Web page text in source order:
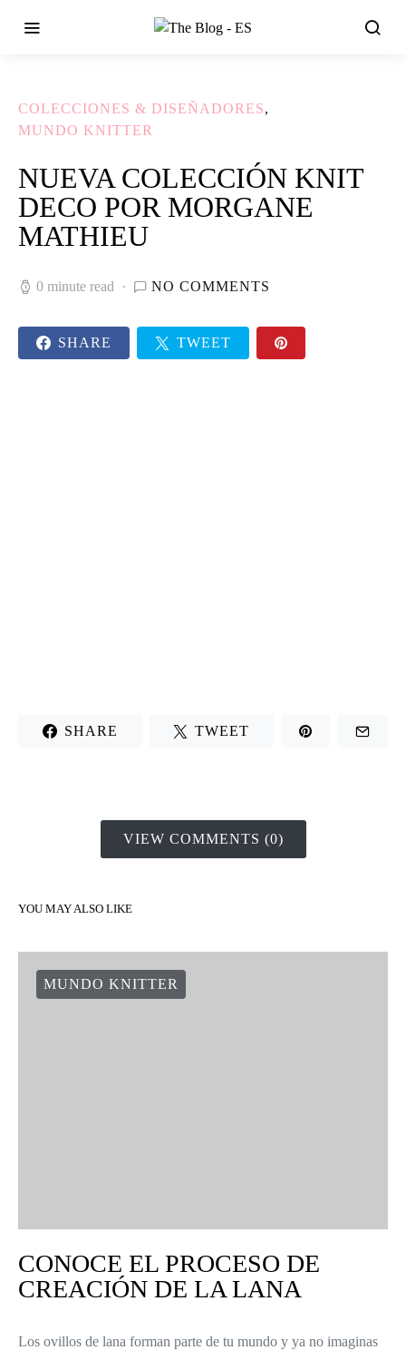
COLECCIONES & DISEÑADORES
MUNDO KNITTER
NUEVA COLECCIÓN KNIT
DECO POR MORGANE
MATHIEU
0 minute read NO COMMENTS
SHARE TWEET
SHARE TWEET
VIEW COMMENTS (0)
YOU MAY ALSO LIKE
MUNDO KNITTER
CONOCE EL PROCESO DE
CREACIÓN DE LA LANA
Los ovillos de lana forman parte de tu mundo y ya no imaginas